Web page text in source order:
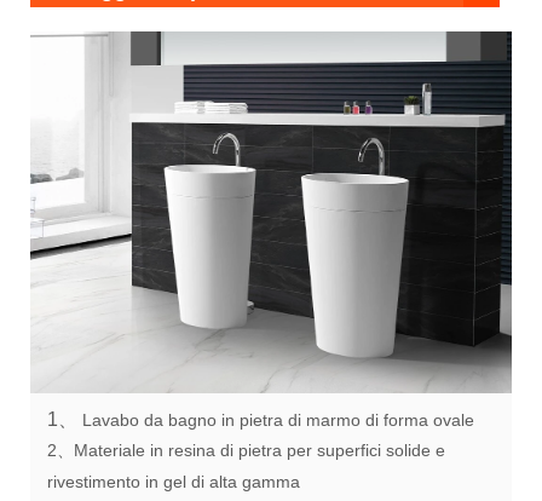
1、 Lavabo da bagno in pietra di marmo di forma ovale
2、Materiale in resina di pietra per superfici solide e
rivestimento in gel di alta gamma